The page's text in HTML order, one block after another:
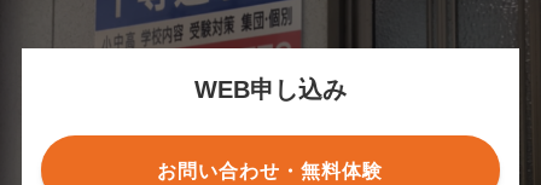
WEB申し込み
お問い合わせ・無料体験